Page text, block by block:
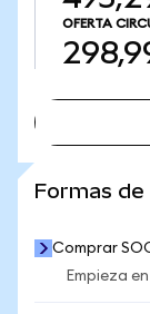
OFERTA
Formas de
Comprar
Empieza